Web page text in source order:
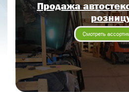
Продажа
Смотреть
Отправить
Отправить заявку